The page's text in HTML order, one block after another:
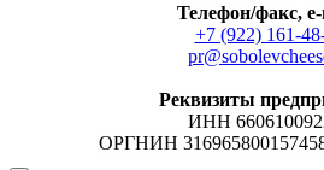
Телефон/факс,
+7 (922) 161-
Реквизиты
ИНН
ОРГНИН